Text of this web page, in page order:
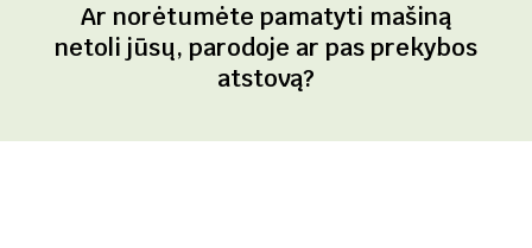
Ar norėtumėte pamatyti mašiną
netoli jūsų, parodoje ar pas prekybos
atstovą?